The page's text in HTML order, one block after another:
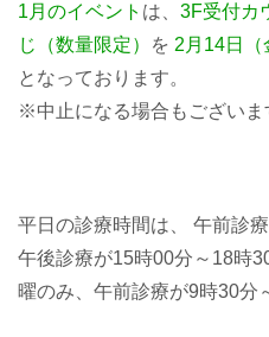
1月のイベント は、 3F受付カ
じ（数量限定）
を 2月14日（
となっております。
※中止になる場合もございま
平日の診療時間は、 午前診
午後診療が15時00分～18時
曜のみ、午前診療が9時30分